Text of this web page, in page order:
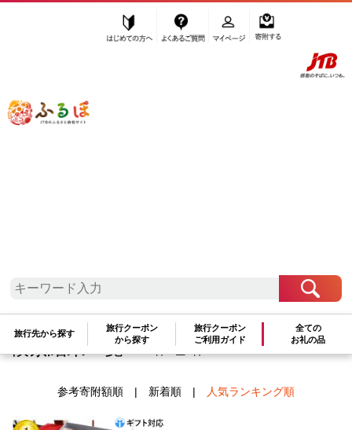
ふるぽ JTBのふるさと納税サイト
旅行先から探す
旅行クーポン
から探す
旅行クーポン
ご利用ガイド
全ての
お礼の品
和菓子
検索結果一覧
参考寄附額順| 新着順| 人気ランキング順